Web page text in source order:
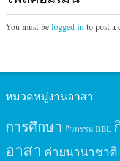
You must be logged into post a
หมวดหมู่งานอาสา
การศึกษา กิจกรรม BBL
อาสา ค่ายนานาชาติ